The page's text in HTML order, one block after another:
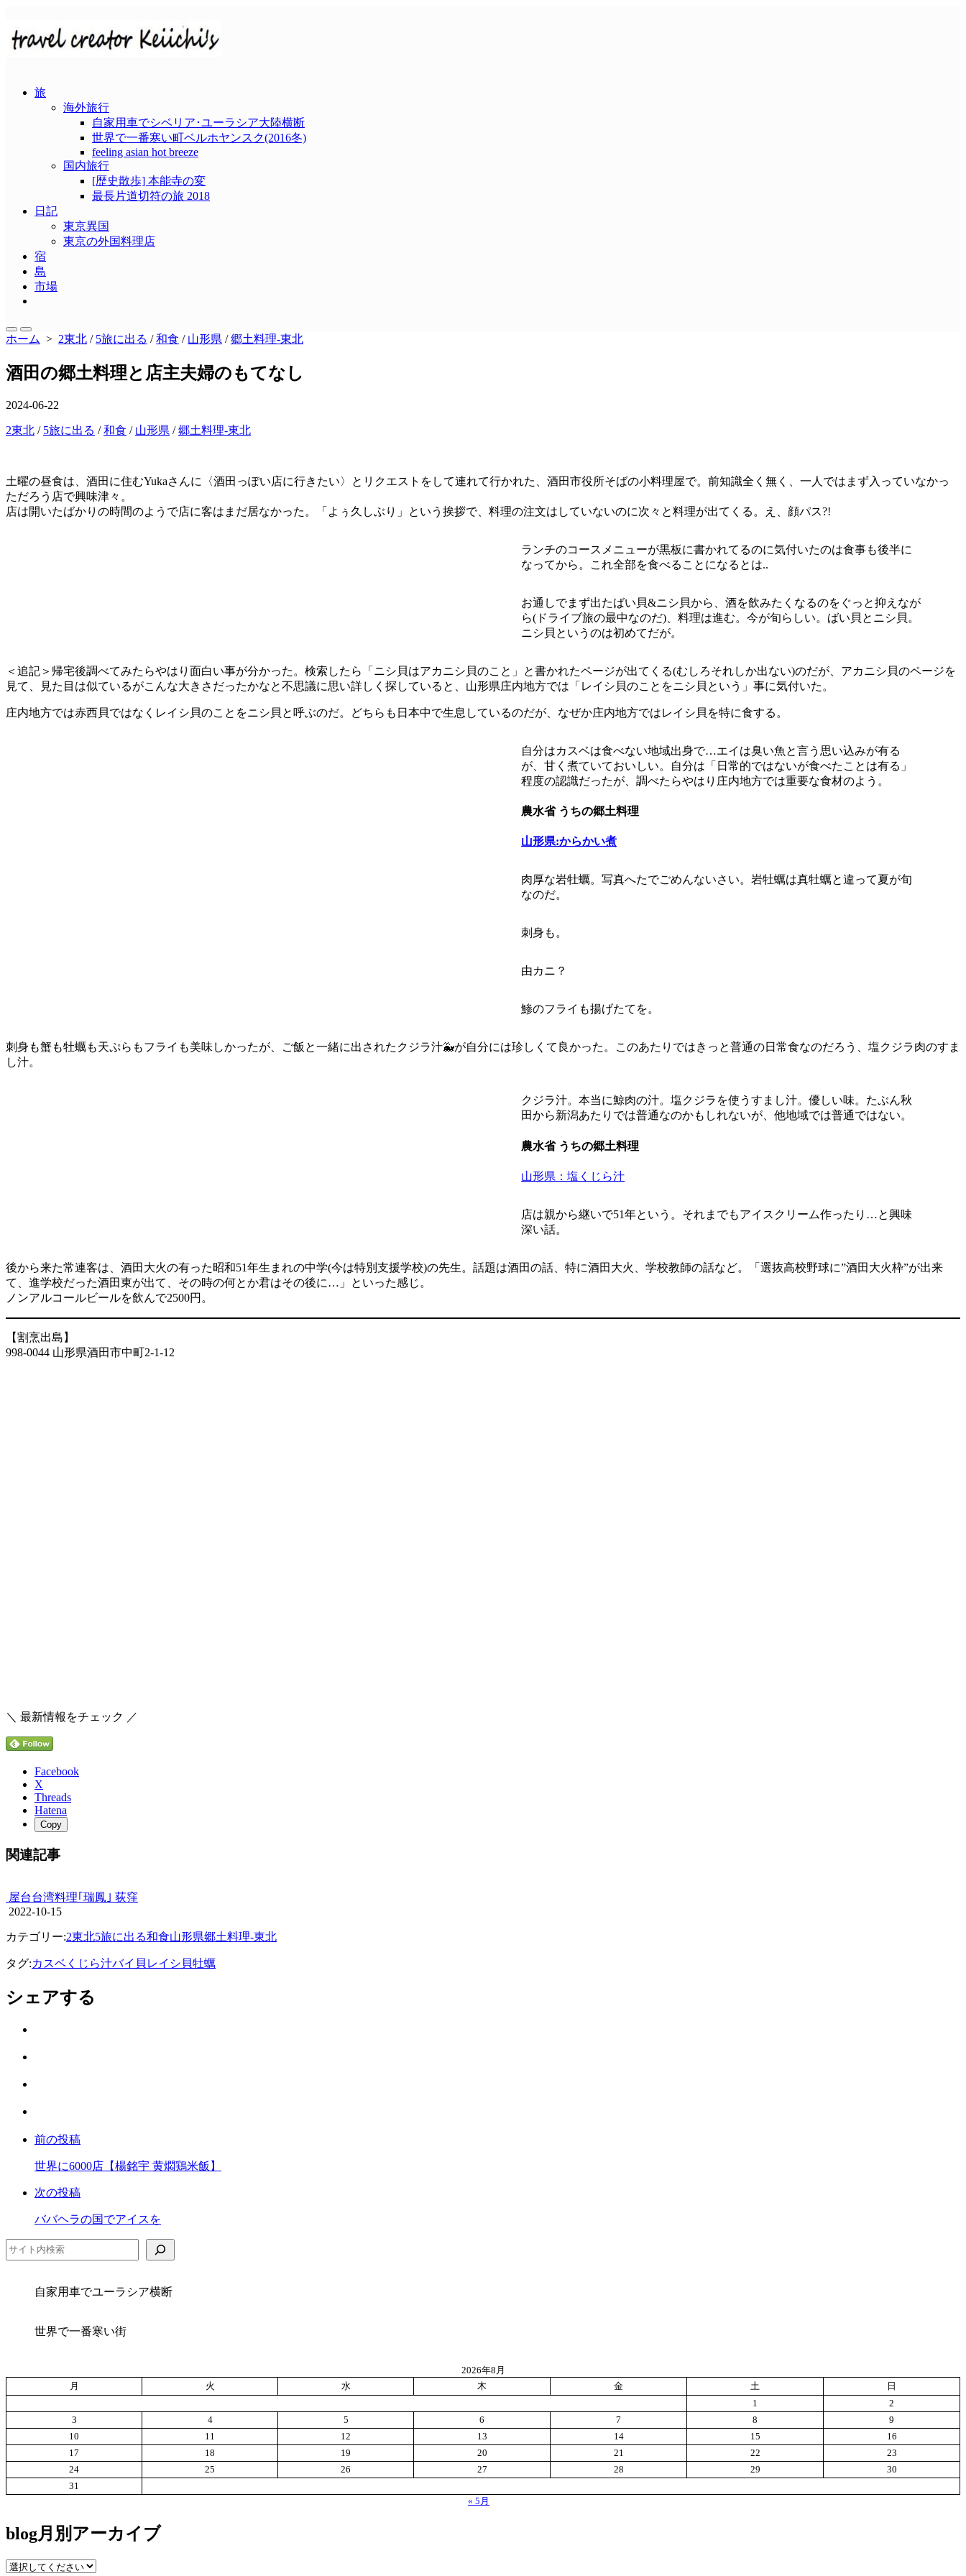
ン
テ
旅
海外旅行
自家用車でシベリア･ユーラシア大陸横断
世界で一番寒い町ベルホヤンスク(2016冬)
feeling asian hot breeze
国内旅行
[歴史散歩] 本能寺の変
最長片道切符の旅 2018
日記
東京異国
東京の外国料理店
宿
島
市場
ー
閉
じ
検
索
り
え
メ
ニ
ー
ホーム > 2東北 / 5旅に出る /和食 / 山形県 /郷土料理-東北
酒田の郷土料理と店主夫婦のもてなし
公
日
2024-06-22
カ
リ
ー
2東北 / 5旅に出る /和食 / 山形県 /郷土料理-東北
土曜の昼食は、酒田に住むYukaさんに〈酒田っぽい店に行きたい〉とリクエストをして連れて行かれた、酒田市役所そばの小料理屋で。前知識全く無く、一人ではまず入っていなかっ
ただろう店で興味津々。
店は開いたばかりの時間のようで店に客はまだ居なかった。「よぅ久しぶり」という挨拶で、料理の注文はしていないのに次々と料理が出てくる。え、顔パス?!
ランチのコースメニューが黒板に書かれてるのに気付いたのは食事も後半に
なってから。これ全部を食べることになるとは..
お通しでまず出たばい貝&ニシ貝から、酒を飲みたくなるのをぐっと抑えなが
ら(ドライブ旅の最中なのだ)、料理は進む。今が旬らしい。ばい貝とニシ貝。
ニシ貝というのは初めてだが。
＜追記＞帰宅後調べてみたらやはり面白い事が分かった。検索したら「ニシ貝はアカニシ貝のこと」と書かれたページが出てくる(むしろそれしか出ない)のだが、アカニシ貝のページを
見て、見た目は似ているがこんな大きさだったかなと不思議に思い詳しく探していると、山形県庄内地方では「レイシ貝のことをニシ貝という」事に気付いた。
庄内地方では赤西貝ではなくレイシ貝のことをニシ貝と呼ぶのだ。どちらも日本中で生息しているのだが、なぜか庄内地方ではレイシ貝を特に食する。
自分はカスベは食べない地域出身で…エイは臭い魚と言う思い込みが有る
が、甘く煮ていておいしい。自分は「日常的ではないが食べたことは有る」
程度の認識だったが、調べたらやはり庄内地方では重要な食材のよう。
農水省 うちの郷土料理
山形県:からかい煮
肉厚な岩牡蠣。写真へたでごめんないさい。岩牡蠣は真牡蠣と違って夏が旬
なのだ。
刺身も。
由カニ？
鯵のフライも揚げたてを。
刺身も蟹も牡蠣も天ぷらもフライも美味しかったが、ご飯と一緒に出されたクジラ汁🐳が自分には珍しくて良かった。このあたりではきっと普通の日常食なのだろう、塩クジラ肉のすま
し汁。
クジラ汁。本当に鯨肉の汁。塩クジラを使うすまし汁。優しい味。たぶん秋
田から新潟あたりでは普通なのかもしれないが、他地域では普通ではない。
農水省 うちの郷土料理
山形県：塩くじら汁
店は親から継いで51年という。それまでもアイスクリーム作ったり…と興味
深い話。
後から来た常連客は、酒田大火の有った昭和51年生まれの中学(今は特別支援学校)の先生。話題は酒田の話、特に酒田大火、学校教師の話など。「選抜高校野球に”酒田大火枠”が出来
て、進学校だった酒田東が出て、その時の何とか君はその後に…」といった感じ。
ノンアルコールビールを飲んで2500円。
【割烹出島】
998-0044 山形県酒田市中町2-1-12
＼ 最新情報をチェック ／
Facebook
X
Threads
Hatena
Copy
関連記事
屋台台湾料理｢瑞鳳｣ 荻窪
2022-10-15
カテゴリー:2東北5旅に出る和食山形県郷土料理-東北
タグ:カスベ くじら汁バイ貝 レイシ貝牡蠣
シェアする
ク
マ
ー
に
存
ア
シ
ア
前の投稿
世界に6000店【楊銘宇 黄燜鶏米飯】
次の投稿
ババヘラの国でアイスを
検索
自家用車でユーラシア横断
世界で一番寒い街
2026年8月
月
火 水 木 金 土
日
1
2
3
4 5 6 7 8
9
10
11 12 13 14 15
16
17
18 19 20 21 22
23
24
25 26 27 28 29
30
31
« 5月
blog月別アーカイブ